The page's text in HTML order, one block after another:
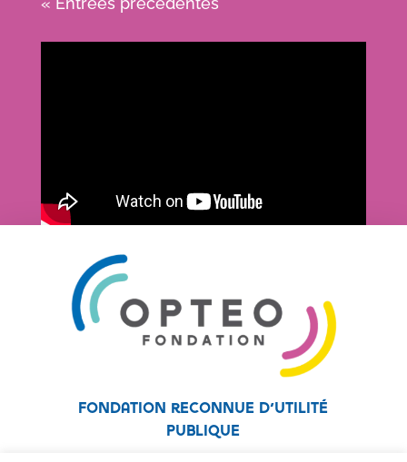
Fondation reconnue d’utilité
publique